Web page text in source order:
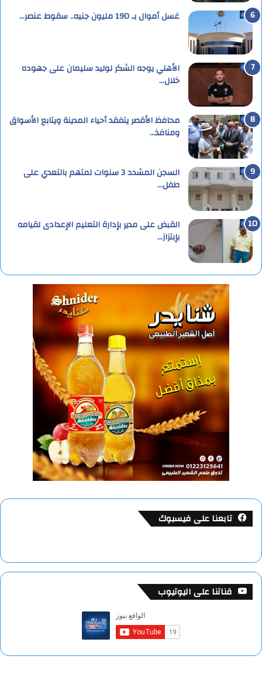
غسل أموال بـ 190 مليون جنيه.. سقوط عنصر…
الأهلي يوجه الشكر لوليد سليمان على جهوده
خلال…
محافظ الأقصر يتفقد أحياء المدينة ويتابع الأسواق
ومنافذ…
السجن المشدد 3 سنوات لمتهم بالتعدي على
طفل…
القبض على مدير بإدارة التعليم الإعدادى لقيامه
بإبتزاز…
تابعنا على فيسبوك
قناتنا على اليوتيوب